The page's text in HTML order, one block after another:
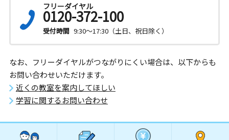
フリーダイヤル
0120-372-100
受付時間 9:30～17:30（土日、祝日除く）
なお、フリーダイヤルがつながりにくい場合は、以下からも
お問い合わせいただけます。
近くの教室を案内してほしい
学習に関するお問い合わせ